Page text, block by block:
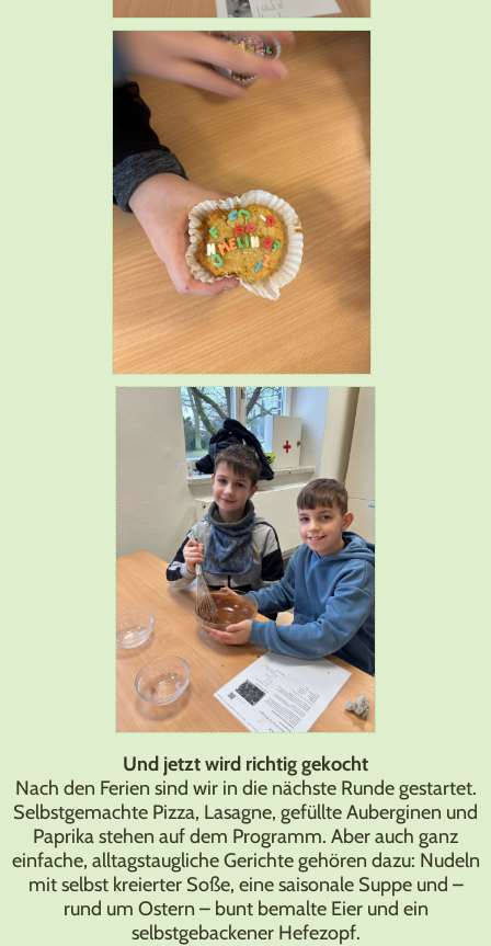
Und jetzt wird richtig gekocht
Nach den Ferien sind wir in die nächste Runde gestartet.
Selbstgemachte Pizza, Lasagne, gefüllte Auberginen und
Paprika stehen auf dem Programm. Aber auch ganz
einfache, alltagstaugliche Gerichte gehören dazu: Nudeln
mit selbst kreierter Soße, eine saisonale Suppe und –
rund um Ostern – bunt bemalte Eier und ein
selbstgebackener Hefezopf.